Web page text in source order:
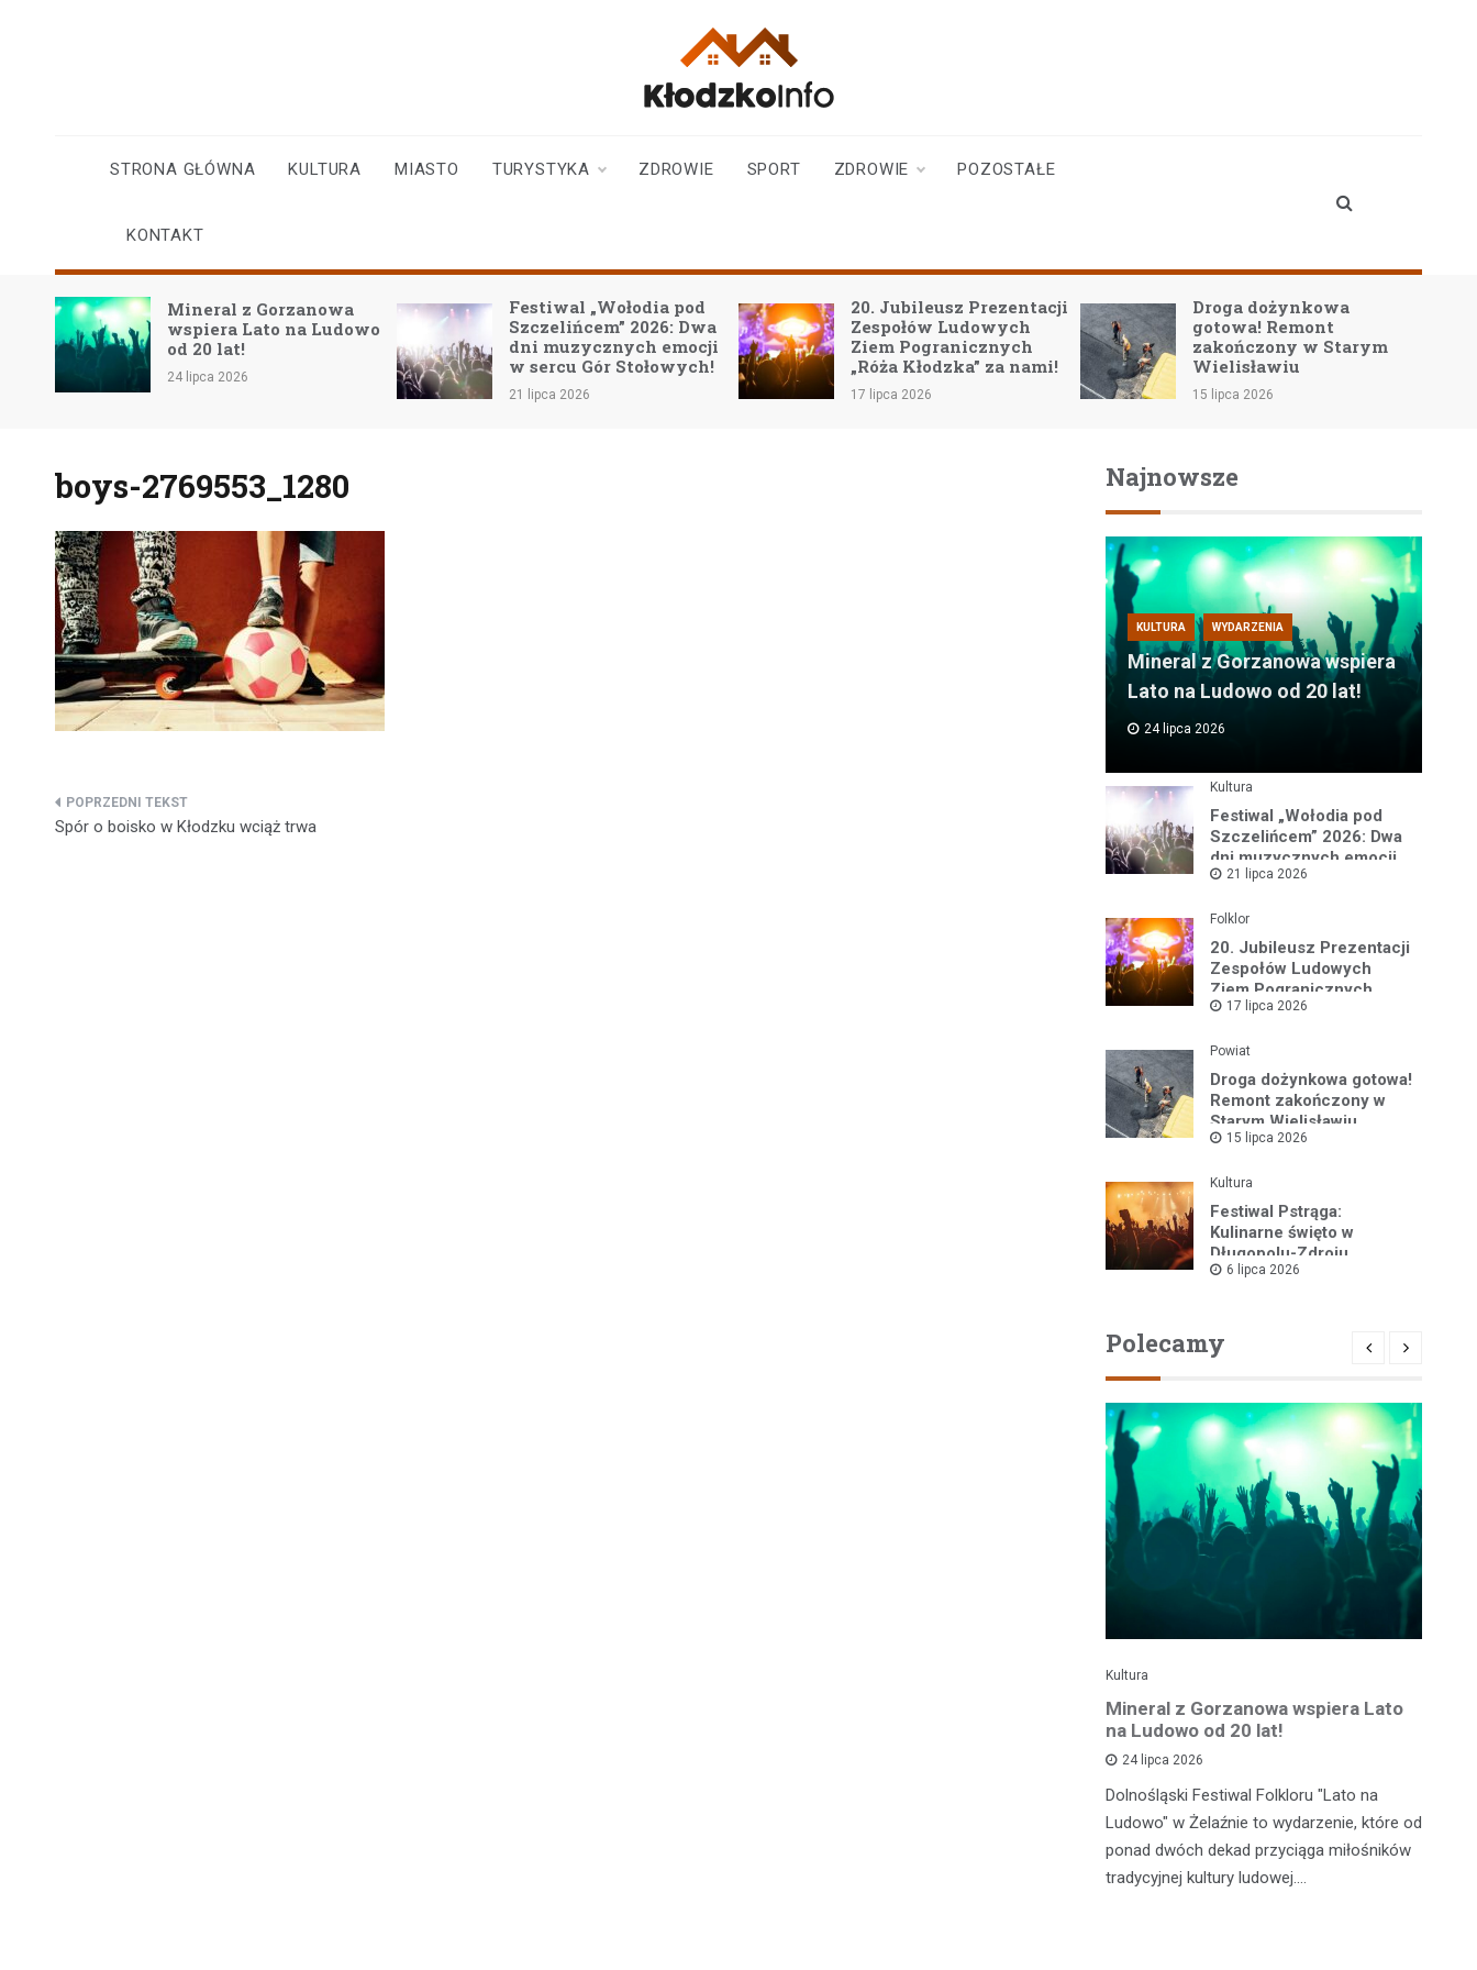
STRONA GŁÓWNA KULTURA MIASTO TURYSTYKA ZDROWIE SPORT ZDROWIE POZOSTAŁE
KONTAKT
Mineral z Gorzanowa
wspiera Lato na Ludowo
od 20 lat!
24 lipca 2026
Festiwal „Wołodia pod
Szczelińcem” 2026: Dwa
dni muzycznych emocji
w sercu Gór Stołowych!
21 lipca 2026
20. Jubileusz Prezentacji
Zespołów Ludowych
Ziem Pogranicznych
„Róża Kłodzka” za nami!
17 lipca 2026
Droga dożynkowa
gotowa! Remont
zakończony w Starym
Wielisławiu
15 lipca 2026
boys-2769553_1280
Nawigacja
Spór o boisko w Kłodzku wciąż trwa
Najnowsze
KULTURA WYDARZENIA
Mineral z Gorzanowa wspiera
Lato na Ludowo od 20 lat!
24 lipca 2026
Kultura
Festiwal „Wołodia pod
Szczelińcem” 2026: Dwa
dni muzycznych emocji
w sercu Gór Stołowych!
21 lipca 2026
Folklor
20. Jubileusz Prezentacji
Zespołów Ludowych
Ziem Pogranicznych
„Róża Kłodzka” za nami!
17 lipca 2026
Powiat
Droga dożynkowa gotowa!
Remont zakończony w
Starym Wielisławiu
15 lipca 2026
Kultura
Festiwal Pstrąga:
Kulinarne święto w
Długopolu-Zdroju
przyciągnęło tłumy
6 lipca 2026
Polecamy
Kultura
Mineral z Gorzanowa wspiera Lato
na Ludowo od 20 lat!
24 lipca 2026
Dolnośląski Festiwal Folkloru "Lato na
Ludowo" w Żelaźnie to wydarzenie, które od
ponad dwóch dekad przyciąga miłośników
tradycyjnej kultury ludowej.…